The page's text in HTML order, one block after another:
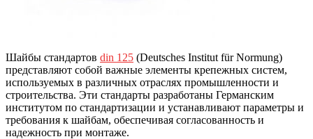
Шайбы стандартов din 125 (Deutsches Institut für Normung)
представляют собой важные элементы крепежных систем,
используемых в различных отраслях промышленности и
строительства. Эти стандарты разработаны Германским
институтом по стандартизации и устанавливают параметры и
требования к шайбам, обеспечивая согласованность и
надежность при монтаже.